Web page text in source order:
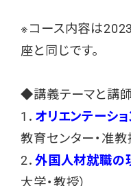
※コース内容は
座と同じです。
◆講義テーマと講
1． オリエンテーショ
教育センター・准教
2．外国人材就職の
大学・教授）